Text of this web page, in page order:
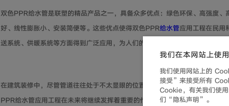
双色PPR给水管是联塑的精品产品之一，具备众多优点：绿色环保、高强度
好、线性膨胀小、安装简便等。这些优点使得双色PPR给水管应用工程在民用
送系统、供暖系统等方面得到广泛应用，为人们的生活和生产带来了便利和舒适
在建筑装修中，尽管管道往往处于不太显眼的位置，但其重要性不可忽视。
PPR给水管应用工程在未来将继续发挥着重要的作用，为人们的生活和生产提
我们在本网站上使
我们使用网站上的
接受”来接受所有
Cookie，有关我们使
们“隐私声明”。